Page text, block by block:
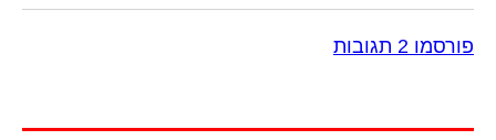
פורסמו 2 תגובות